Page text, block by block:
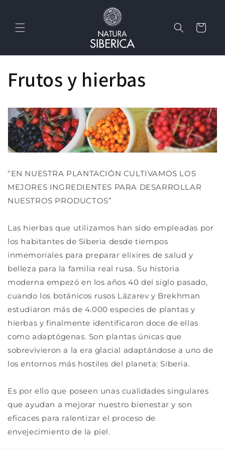
Carrito
Frutos y hierbas
“EN NUESTRA PLANTACIÓN CULTIVAMOS LOS
MEJORES INGREDIENTES PARA DESARROLLAR
NUESTROS PRODUCTOS”
Las hierbas que utilizamos han sido empleadas por
los habitantes de Siberia desde tiempos
inmemoriales para preparar elixires de salud y
belleza para la familia real rusa. Su historia
moderna empezó en los años 40 del siglo pasado,
cuando los botánicos rusos Lázarev y Brekhman
estudiaron más de 4.000 especies de plantas y
hierbas y finalmente identificaron doce de ellas
como adaptógenas. Son plantas únicas que
sobrevivieron a la era glacial adaptándose a uno de
los entornos más hostiles del planeta: Siberia.
Es por ello que poseen unas cualidades singulares
que ayudan a mejorar nuestro bienestar y son
eficaces para ralentizar el proceso de
envejecimiento de la piel.